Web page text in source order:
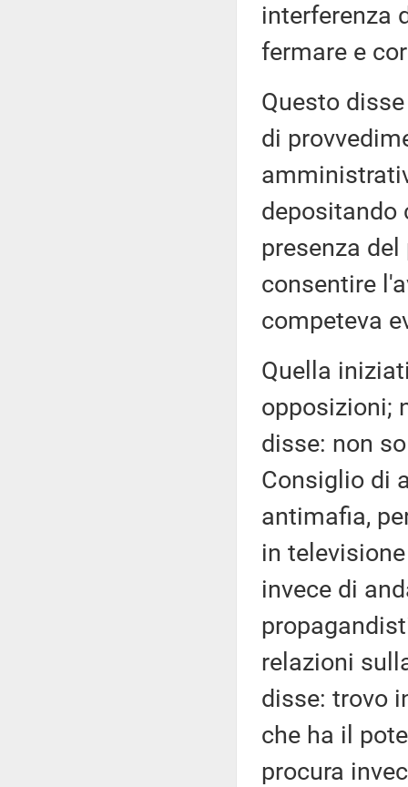
interferenza
fermare e
Questo
di
depositando
presenza
consentire
competeva
Quella
opposizioni;
disse: non
Consiglio di
antimafia,
in
invece di
relazioni
disse: trovo
che ha il
procura